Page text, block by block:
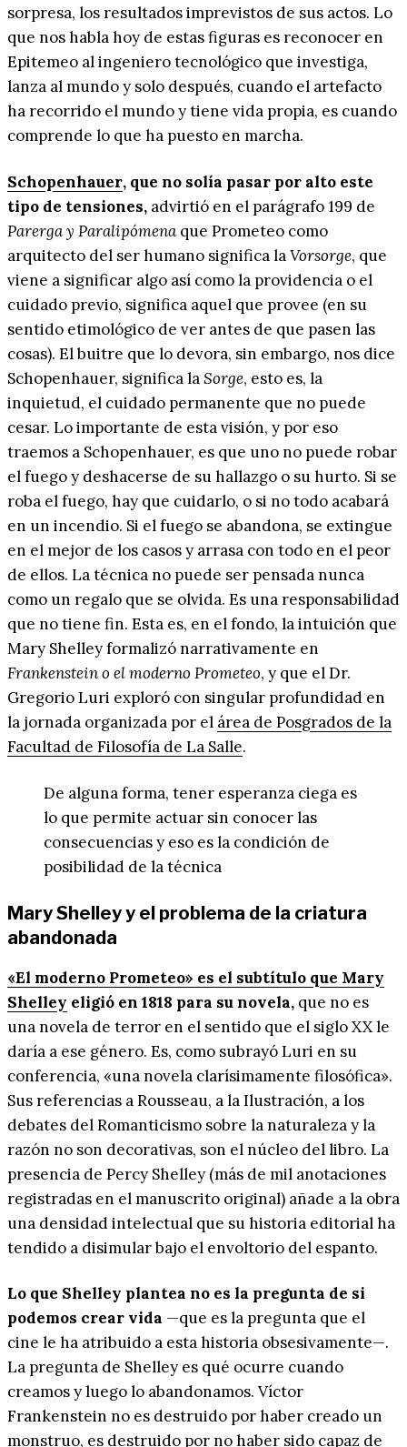
sorpresa, los resultados imprevistos de sus actos. Lo
que nos habla hoy de estas figuras es reconocer en
Epitemeo al ingeniero tecnológico que investiga,
lanza al mundo y solo después, cuando el artefacto
ha recorrido el mundo y tiene vida propia, es cuando
comprende lo que ha puesto en marcha.
Schopenhauer, que no solía pasar por alto este
tipo de tensiones, advirtió en el parágrafo 199 de
Parerga y Paralipómena que Prometeo como
arquitecto del ser humano significa laVorsorge, que
viene a significar algo así como la providencia o el
cuidado previo, significa aquel que provee (en su
sentido etimológico de ver antes de que pasen las
cosas). El buitre que lo devora, sin embargo, nos dice
Schopenhauer, significa laSorge, esto es, la
inquietud, el cuidado permanente que no puede
cesar. Lo importante de esta visión, y por eso
traemos a Schopenhauer, es que uno no puede robar
el fuego y deshacerse de su hallazgo o su hurto. Si se
roba el fuego, hay que cuidarlo, o si no todo acabará
en un incendio. Si el fuego se abandona, se extingue
en el mejor de los casos y arrasa con todo en el peor
de ellos. La técnica no puede ser pensada nunca
como un regalo que se olvida. Es una responsabilidad
que no tiene fin. Esta es, en el fondo, la intuición que
Mary Shelley formalizó narrativamente en
Frankenstein o el moderno Prometeo, y que el Dr.
Gregorio Luri exploró con singular profundidad en
la jornada organizada por el área de Posgrados de la
Facultad de Filosofía de La Salle.
De alguna forma, tener esperanza ciega es
lo que permite actuar sin conocer las
consecuencias y eso es la condición de
posibilidad de la técnica
Mary Shelley y el problema de la criatura
abandonada
«El moderno Prometeo» es el subtítulo que Mary
Shelley eligió en 1818 para su novela, que no es
una novela de terror en el sentido que el siglo XX le
daría a ese género. Es, como subrayó Luri en su
conferencia, «una novela clarísimamente filosófica».
Sus referencias a Rousseau, a la Ilustración, a los
debates del Romanticismo sobre la naturaleza y la
razón no son decorativas, son el núcleo del libro. La
presencia de Percy Shelley (más de mil anotaciones
registradas en el manuscrito original) añade a la obra
una densidad intelectual que su historia editorial ha
tendido a disimular bajo el envoltorio del espanto.
Lo que Shelley plantea no es la pregunta de si
podemos crear vida —que es la pregunta que el
cine le ha atribuido a esta historia obsesivamente—.
La pregunta de Shelley es qué ocurre cuando
creamos y luego lo abandonamos. Víctor
Frankenstein no es destruido por haber creado un
monstruo, es destruido por no haber sido capaz de